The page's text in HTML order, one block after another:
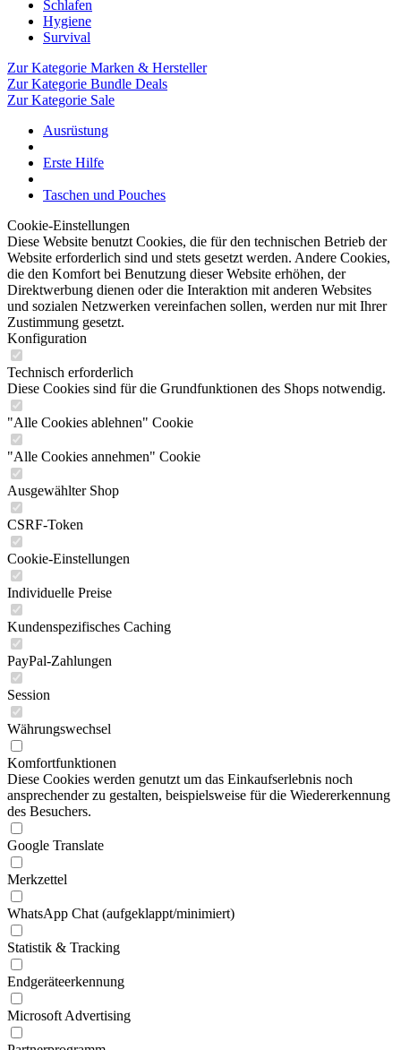
Schlafen
Hygiene
Survival
Zur Kategorie Marken & Hersteller
Zur Kategorie Bundle Deals
Zur Kategorie Sale
Ausrüstung
Erste Hilfe
Taschen und Pouches
Cookie-Einstellungen
Diese Website benutzt Cookies, die für den technischen Betrieb der
Website erforderlich sind und stets gesetzt werden. Andere Cookies,
die den Komfort bei Benutzung dieser Website erhöhen, der
Direktwerbung dienen oder die Interaktion mit anderen Websites
und sozialen Netzwerken vereinfachen sollen, werden nur mit Ihrer
Zustimmung gesetzt.
Konfiguration
Technisch erforderlich
Diese Cookies sind für die Grundfunktionen des Shops notwendig.
"Alle Cookies ablehnen" Cookie
"Alle Cookies annehmen" Cookie
Ausgewählter Shop
CSRF-Token
Cookie-Einstellungen
Individuelle Preise
Kundenspezifisches Caching
PayPal-Zahlungen
Session
Währungswechsel
Komfortfunktionen
Diese Cookies werden genutzt um das Einkaufserlebnis noch
ansprechender zu gestalten, beispielsweise für die Wiedererkennung
des Besuchers.
Google Translate
Merkzettel
WhatsApp Chat (aufgeklappt/minimiert)
Statistik & Tracking
Endgeräteerkennung
Microsoft Advertising